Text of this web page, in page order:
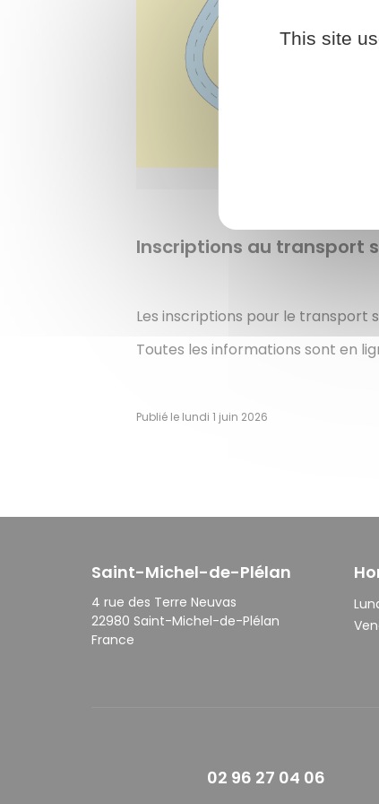
Inscriptions au transport
Les inscriptions pour le transport
Toutes les informations sont en
Publié le lundi 1 juin 2026
Saint-Michel-de-Plélan
4 rue des Terre Neuvas
22980 Saint-Michel-de-Plélan
France
02 96 27 04 06
This site